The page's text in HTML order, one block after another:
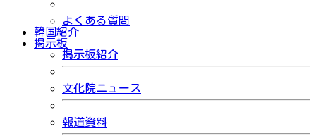
よくある質問
韓国紹介
掲示板
掲示板紹介
文化院ニュース
報道資料